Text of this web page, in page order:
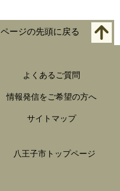
ページの先頭に戻る
よくあるご質問
情報発信をご希望の方へ
サイトマップ
八王子市トップページ